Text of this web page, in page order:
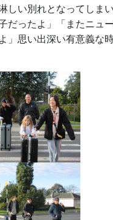
しい別れとなってしま
だったよ」「またニュ
」思い出深い有意義な